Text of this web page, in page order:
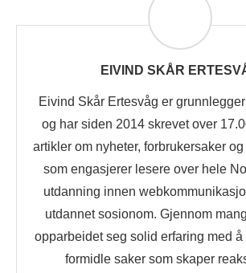
EIVIND SKÅR
Eivind Skår Ertesvåg er
og har siden 2014 skrevet over
artikler om nyheter, forbrukersaker
som engasjerer lesere over hele
utdanning innen
utdannet sosionom. Gjennom
opparbeidet seg solid erfaring med
formidle saker som skaper